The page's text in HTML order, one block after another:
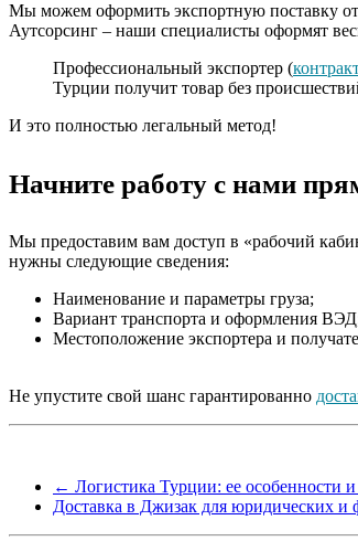
Мы можем оформить экспортную поставку
Аутсорсинг – наши специалисты оформят
Профессиональный экспортер (
Турции получит товар без
И это полностью легальный метод!
Начните работу с нами
Мы предоставим вам доступ в «рабочий
нужны следующие сведения:
Наименование и параметры груза;
Вариант транспорта и оформления
Местоположение экспортера и
Не упустите свой шанс гарантированно
← Логистика Турции: ее особенности
Доставка в Джизак для юридических и